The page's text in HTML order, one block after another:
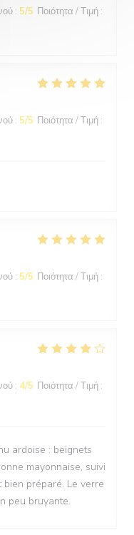
: 5/5 Ποιότητα / Τιμή :
: 5/5 Ποιότητα / Τιμή :
: 5/5 Ποιότητα / Τιμή :
: 4/5 Ποιότητα / Τιμή :
ardoise : beignets
mayonnaise, suivi
préparé. Le verre
peu bruyante.